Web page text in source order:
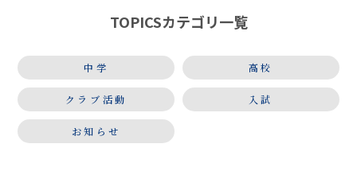
TOPICSカテゴリ一覧
中学 高校
クラブ活動 入試
お知らせ